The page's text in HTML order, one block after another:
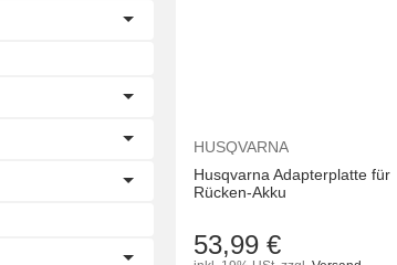
HUSQVARNA
Husqvarna Adapterplatte für
Rücken-Akku
53,99 €